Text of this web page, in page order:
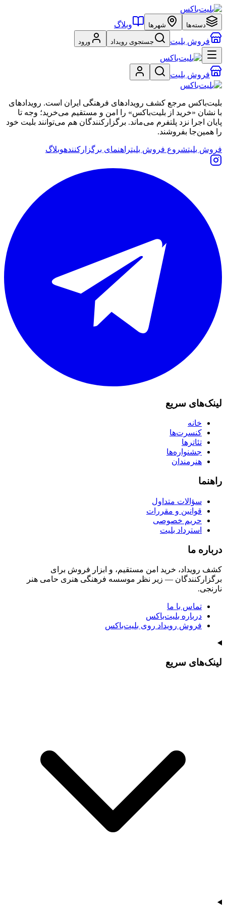
دسته‌ها شهرها
وبلاگ
فروش بلیت
جستجوی رویداد ورود
فروش بلیت
بلیت‌باکس مرجع کشف رویدادهای فرهنگی ایران است. رویدادهای
با نشان «خرید از بلیت‌باکس» را امن و مستقیم می‌خرید؛ وجه تا
پایان اجرا نزد پلتفرم می‌ماند. برگزارکنندگان هم می‌توانند بلیت خود
را همین‌جا بفروشند.
فروش بلیتشروع فروش بلیتراهنمای برگزارکنندهوبلاگ
لینک‌های سریع
خانه
کنسرت‌ها
تئاترها
جشنواره‌ها
هنرمندان
راهنما
سؤالات متداول
قوانین و مقررات
حریم خصوصی
استرداد بلیت
درباره ما
کشف رویداد، خرید امن مستقیم، و ابزار فروش برای
برگزارکنندگان — زیر نظر موسسه فرهنگی هنری حامی هنر
نارنجی.
تماس با ما
درباره بلیت‌باکس
فروش رویداد روی بلیت‌باکس
لینک‌های سریع